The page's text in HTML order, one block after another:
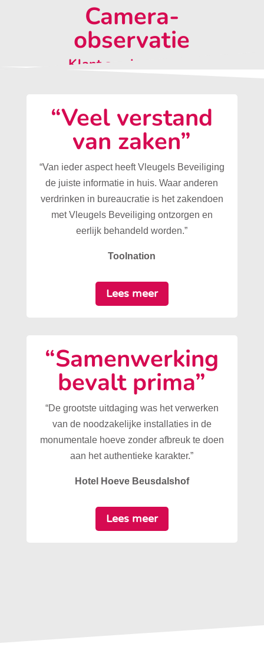
Camera-
observatie
Klant aan het woord:
“Veel verstand
van zaken”
“Van ieder aspect heeft Vleugels Beveiliging
de juiste informatie in huis. Waar anderen
verdrinken in bureaucratie is het zakendoen
met Vleugels Beveiliging ontzorgen en
eerlijk behandeld worden.”
Toolnation
Lees meer
“Samenwerking
bevalt prima”
“De grootste uitdaging was het verwerken
van de noodzakelijke installaties in de
monumentale hoeve zonder afbreuk te doen
aan het authentieke karakter.”
Hotel Hoeve Beusdalshof
Lees meer